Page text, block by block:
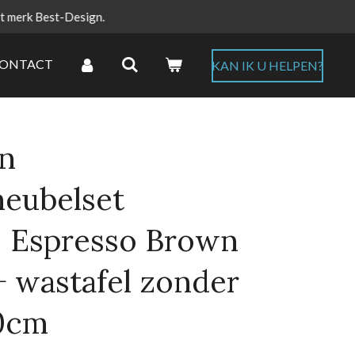
merk Best-Design.
KAN IK U HELPEN?
Espresso Brown
wastafel zonder